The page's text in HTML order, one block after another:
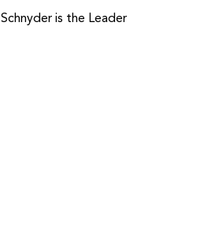
Schnyder is the Leader